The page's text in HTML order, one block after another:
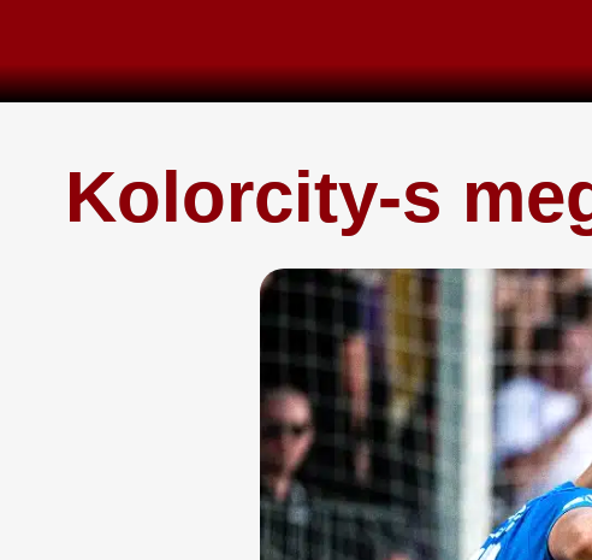
content
Kolorcity-s